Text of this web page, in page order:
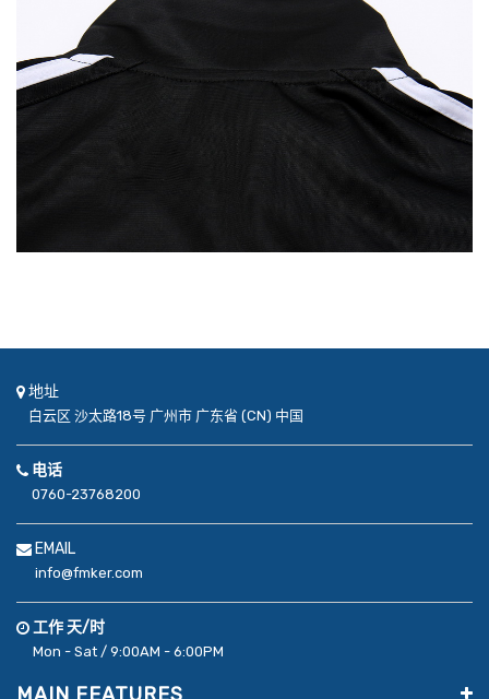
地址
白云区 沙太路18号 广州市 广东省 (CN) 中国
电话
0760-23768200
EMAIL
info@fmker.com
工作 天/时
Mon - Sat / 9:00AM - 6:00PM